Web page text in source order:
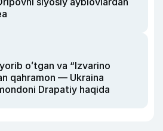
oʻtgan va “Izvarino
qahramon — Ukraina
Drapatiy haqida